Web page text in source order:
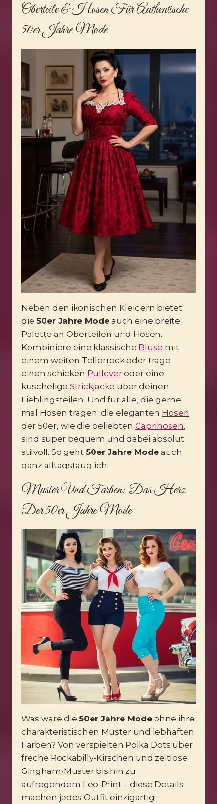
Oberteile & Hosen Für Authentische
50er Jahre Mode
Neben den ikonischen Kleidern bietet
die 50er Jahre Mode auch eine breite
Palette an Oberteilen und Hosen.
Kombiniere eine klassische Bluse mit
einem weiten Tellerrock oder trage
einen schicken Pullover oder eine
kuschelige Strickjacke über deinen
Lieblingsteilen. Und für alle, die gerne
mal Hosen tragen: die eleganten Hosen
der 50er, wie die beliebten Caprihosen,
sind super bequem und dabei absolut
stilvoll. So geht 50er Jahre Mode auch
ganz alltagstauglich!
Muster Und Farben: Das Herz
Der 50er Jahre Mode
Was wäre die 50er Jahre Mode ohne ihre
charakteristischen Muster und lebhaften
Farben? Von verspielten Polka Dots über
freche Rockabilly-Kirschen und zeitlose
Gingham-Muster bis hin zu
aufregendem Leo-Print – diese Details
machen jedes Outfit einzigartig.